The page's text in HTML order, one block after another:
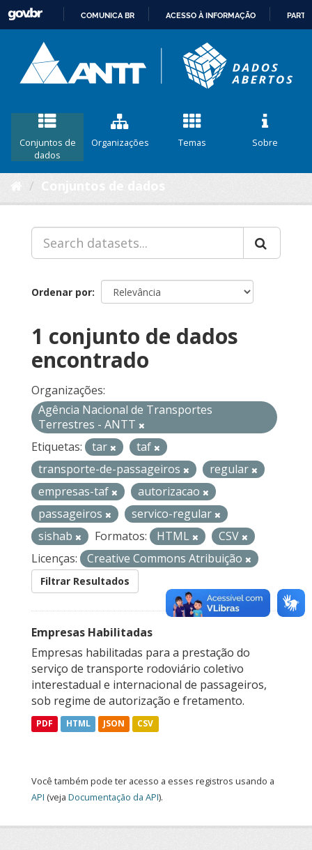
CONTEÚDO
COMUNICA BR ACESSO À INFORMAÇÃO
Conjuntos de
dados
Organizações Temas Sobre
Ordenar por
1 conjunto de dados
encontrado
Organizações:
Agência Nacional de Transportes
Terrestres - ANTT
Etiquetas:
tar
taf
transporte-de-passageiros
regular
empresas-taf
autorizacao
passageiros
servico-regular
sishab
Formatos: HTML
CSV
Licenças:
Creative Commons Atribuição
Filtrar Resultados
Empresas Habilitadas
Empresas habilitadas para a prestação do
serviço de transporte rodoviário coletivo
interestadual e internacional de passageiros,
sob regime de autorização e fretamento.
PDF HTML JSON CSV
Você também pode ter acesso a esses registros usando a
API (veja Documentação da API).